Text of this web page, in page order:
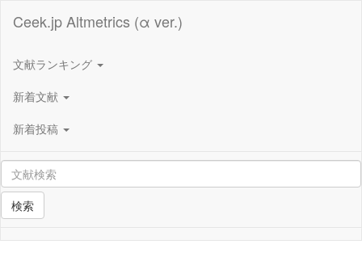
Ceek.jp Altmetrics (α ver.)
文献ランキング
新着文献
新着投稿
検索